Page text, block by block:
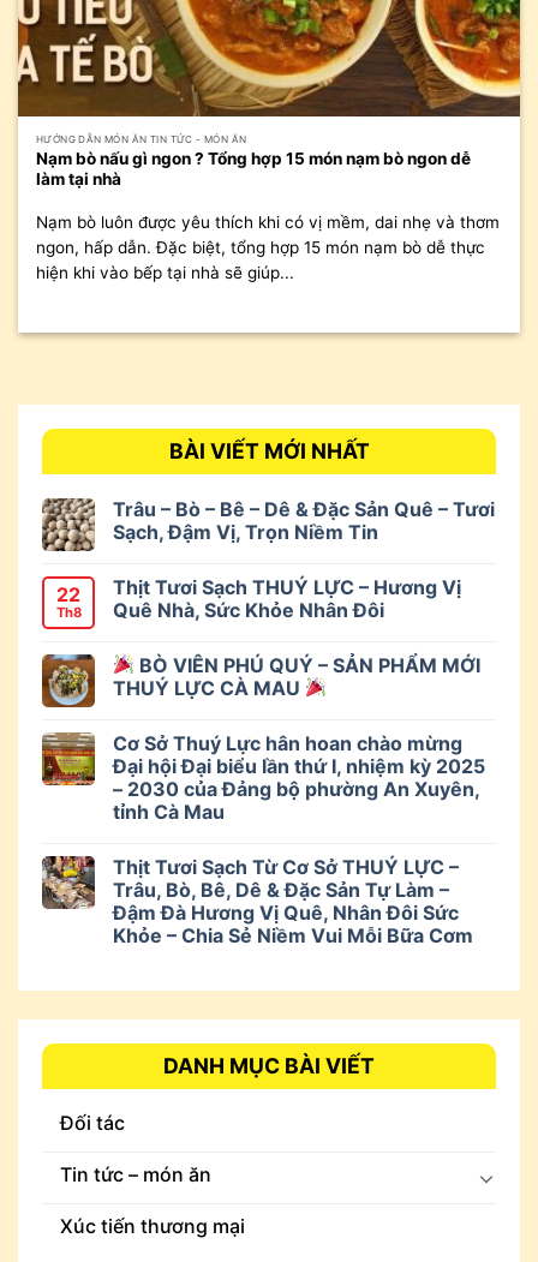
HƯỚNG DẪN MÓN ĂN TIN TỨC - MÓN ĂN
Nạm bò nấu gì ngon ? Tổng hợp 15 món nạm bò ngon dễ
làm tại nhà
Nạm bò luôn được yêu thích khi có vị mềm, dai nhẹ và thơm
ngon, hấp dẫn. Đặc biệt, tổng hợp 15 món nạm bò dễ thực
hiện khi vào bếp tại nhà sẽ giúp...
BÀI VIẾT MỚI NHẤT
Trâu – Bò – Bê – Dê & Đặc Sản Quê – Tươi
Sạch, Đậm Vị, Trọn Niềm Tin
22
Th8
Thịt Tươi Sạch THUÝ LỰC – Hương Vị
Quê Nhà, Sức Khỏe Nhân Đôi
BÒ VIÊN PHÚ QUÝ – SẢN PHẨM MỚI
THUÝ LỰC CÀ MAU
Cơ Sở Thuý Lực hân hoan chào mừng
Đại hội Đại biểu lần thứ I, nhiệm kỳ 2025
– 2030 của Đảng bộ phường An Xuyên,
tỉnh Cà Mau
Thịt Tươi Sạch Từ Cơ Sở THUÝ LỰC –
Trâu, Bò, Bê, Dê & Đặc Sản Tự Làm –
Đậm Đà Hương Vị Quê, Nhân Đôi Sức
Khỏe – Chia Sẻ Niềm Vui Mỗi Bữa Cơm
DANH MỤC BÀI VIẾT
Đối tác
Tin tức – món ăn
Xúc tiến thương mại